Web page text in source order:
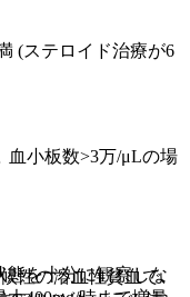
(ステロイド治療が6
血小板数>3万/μLの場
態を十分に観察しな
性の溶血性貧血で､